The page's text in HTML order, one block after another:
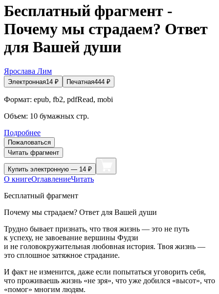
Бесплатный фрагмент -
Почему мы страдаем? Ответ
для Вашей души
Ярослава Лим
Электронная14 ₽ Печатная444 ₽
Формат: epub, fb2, pdfRead, mobi
Объем: 10 бумажных стр.
Подробнее
Пожаловаться
Читать фрагмент
Купить электронную — 14 ₽
О книгеОглавлениеЧитать
Бесплатный фрагмент
Почему мы страдаем? Ответ для Вашей души
Трудно бывает признать, что твоя жизнь — это не путь
к успеху, не завоевание вершины Фудзи
и не головокружительная любовная история. Твоя жизнь —
это сплошное затяжное страдание.
И факт не изменится, даже если попытаться уговорить себя,
что проживаешь жизнь «не зря», что уже добился «высот», что
«помог» многим людям.